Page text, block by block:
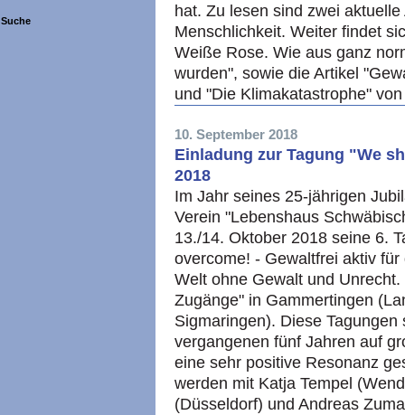
Suche
hat. Zu lesen sind zwei
Menschlichkeit. Weiter findet
Weiße Rose. Wie aus ganz
wurden", sowie die Artikel
und "Die Klimakatastrophe"
10. September 2018
Einladung zur Tagung "We
2018
Im Jahr seines 25-jährigen
Verein "Lebenshaus
13./14. Oktober 2018 seine 6.
overcome! - Gewaltfrei aktiv
Welt ohne Gewalt und
Zugänge" in Gammertingen
Sigmaringen). Diese Tagungen
vergangenen fünf Jahren auf
eine sehr positive Resonanz
werden mit Katja Tempel
(Düsseldorf) und Andreas